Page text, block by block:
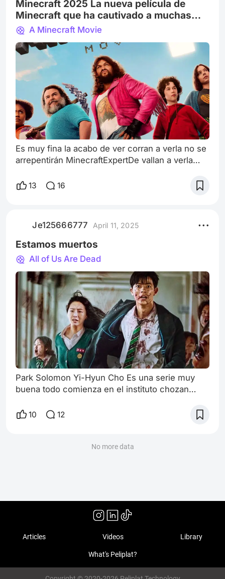
Minecraft 2025 La nueva película de
Minecraft que ha cautivado a muchas
personas proviene de un juego llamado
Minecraft
A Minecraft Movie
Es muy fina la acabo de ver corran a verla no se
arrepentirán MinecraftExpertDe vallan a verla
sebastiam mamsem
13 16
Je125666777 April 11, 2025
Estamos muertos
All of Us Are Dead
Park Solomon Yi-Hyun Cho Es una serie muy
buena todo comienza en el instituto chozan
sobrevivir a un brote zombie
10 12
No more data
Articles Videos Library
What's Peliplat?